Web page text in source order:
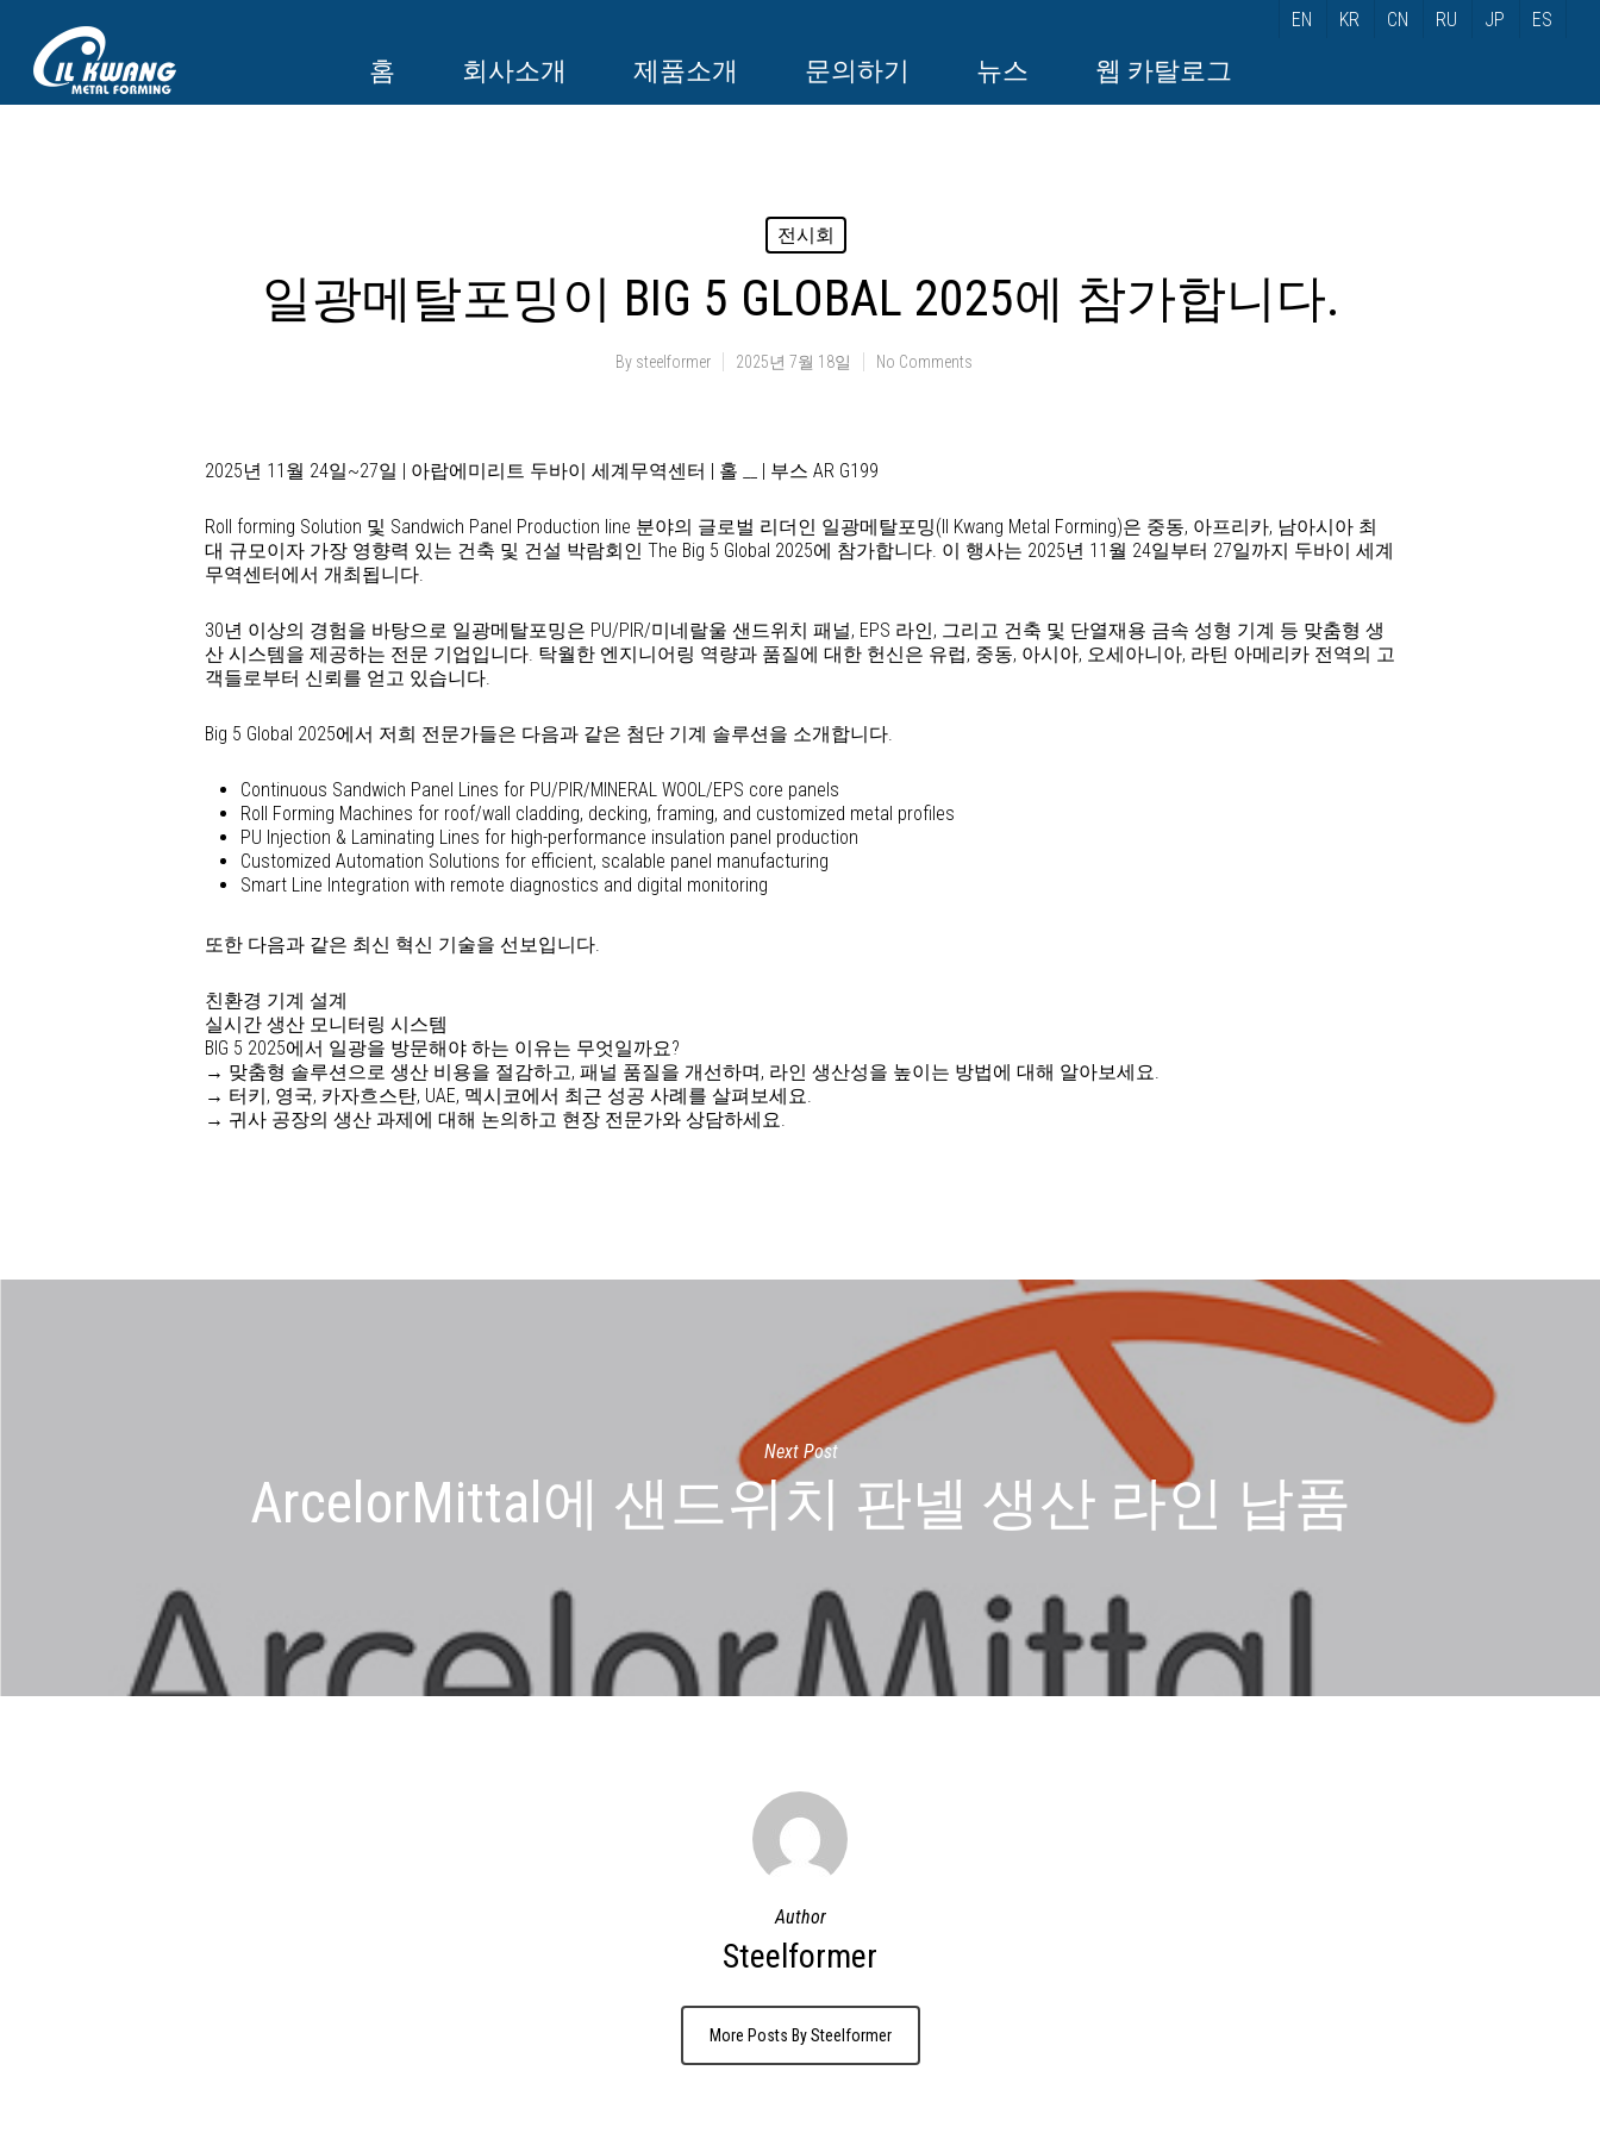
EN KR CN RU JP ES
홈 회사소개 제품소개 문의하기 뉴스 웹 카탈로그
전시회
일광메탈포밍이 BIG 5 GLOBAL 2025에 참가합니다.
By steelformer 2025년 7월 18일 No Comments
2025년 11월 24일~27일 | 아랍에미리트 두바이 세계무역센터 | 홀 __ | 부스 AR G199
Roll forming Solution 및 Sandwich Panel Production line 분야의 글로벌 리더인 일광메탈포밍(Il Kwang Metal Forming)은 중동, 아프리카, 남아시아 최
대 규모이자 가장 영향력 있는 건축 및 건설 박람회인 The Big 5 Global 2025에 참가합니다. 이 행사는 2025년 11월 24일부터 27일까지 두바이 세계
무역센터에서 개최됩니다.
30년 이상의 경험을 바탕으로 일광메탈포밍은 PU/PIR/미네랄울 샌드위치 패널, EPS 라인, 그리고 건축 및 단열재용 금속 성형 기계 등 맞춤형 생
산 시스템을 제공하는 전문 기업입니다. 탁월한 엔지니어링 역량과 품질에 대한 헌신은 유럽, 중동, 아시아, 오세아니아, 라틴 아메리카 전역의 고
객들로부터 신뢰를 얻고 있습니다.
Big 5 Global 2025에서 저희 전문가들은 다음과 같은 첨단 기계 솔루션을 소개합니다.
Continuous Sandwich Panel Lines for PU/PIR/MINERAL WOOL/EPS core panels
Roll Forming Machines for roof/wall cladding, decking, framing, and customized metal profiles
PU Injection & Laminating Lines for high-performance insulation panel production
Customized Automation Solutions for efficient, scalable panel manufacturing
Smart Line Integration with remote diagnostics and digital monitoring
또한 다음과 같은 최신 혁신 기술을 선보입니다.
친환경 기계 설계
실시간 생산 모니터링 시스템
BIG 5 2025에서 일광을 방문해야 하는 이유는 무엇일까요?
→ 맞춤형 솔루션으로 생산 비용을 절감하고, 패널 품질을 개선하며, 라인 생산성을 높이는 방법에 대해 알아보세요.
→ 터키, 영국, 카자흐스탄, UAE, 멕시코에서 최근 성공 사례를 살펴보세요.
→ 귀사 공장의 생산 과제에 대해 논의하고 현장 전문가와 상담하세요.
Next Post
ArcelorMittal에 샌드위치 판넬 생산 라인 납품
Author
Steelformer
More Posts By Steelformer